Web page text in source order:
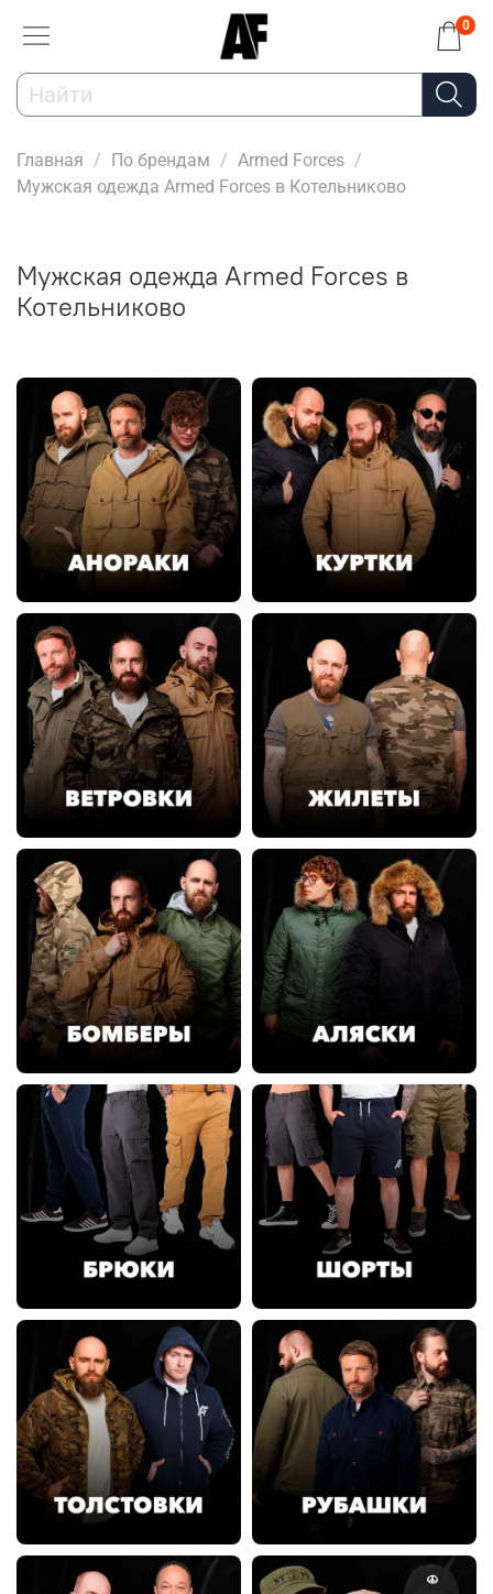
0
Главная По брендам
Armed Forces
Мужская одежда Armed Forces в Котельниково
Мужская одежда Armed Forces в
Котельниково